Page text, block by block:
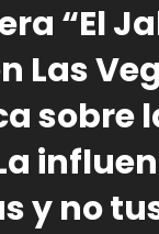
“El
Las
sobre
y no